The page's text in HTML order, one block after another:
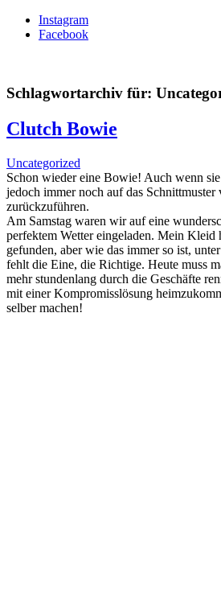
Instagram
Facebook
Schlagwortarchiv für:
Clutch Bowie
Uncategorized
Schon wieder eine Bowie! Auch wenn
jedoch immer noch auf das Schnittmuster
zurückzuführen.
Am Samstag waren wir auf eine
perfektem Wetter eingeladen. Mein Kleid
gefunden, aber wie das immer so ist,
fehlt die Eine, die Richtige. Heute muss
mehr stundenlang durch die Geschäfte
mit einer Kompromisslösung
selber machen!